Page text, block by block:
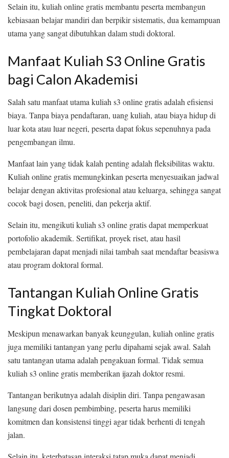
Selain itu, kuliah online gratis membantu peserta membangun
kebiasaan belajar mandiri dan berpikir sistematis, dua kemampuan
utama yang sangat dibutuhkan dalam studi doktoral.
Manfaat Kuliah S3 Online Gratis
bagi Calon Akademisi
Salah satu manfaat utama kuliah s3 online gratis adalah efisiensi
biaya. Tanpa biaya pendaftaran, uang kuliah, atau biaya hidup di
luar kota atau luar negeri, peserta dapat fokus sepenuhnya pada
pengembangan ilmu.
Manfaat lain yang tidak kalah penting adalah fleksibilitas waktu.
Kuliah online gratis memungkinkan peserta menyesuaikan jadwal
belajar dengan aktivitas profesional atau keluarga, sehingga sangat
cocok bagi dosen, peneliti, dan pekerja aktif.
Selain itu, mengikuti kuliah s3 online gratis dapat memperkuat
portofolio akademik. Sertifikat, proyek riset, atau hasil
pembelajaran dapat menjadi nilai tambah saat mendaftar beasiswa
atau program doktoral formal.
Tantangan Kuliah Online Gratis
Tingkat Doktoral
Meskipun menawarkan banyak keunggulan, kuliah online gratis
juga memiliki tantangan yang perlu dipahami sejak awal. Salah
satu tantangan utama adalah pengakuan formal. Tidak semua
kuliah s3 online gratis memberikan ijazah doktor resmi.
Tantangan berikutnya adalah disiplin diri. Tanpa pengawasan
langsung dari dosen pembimbing, peserta harus memiliki
komitmen dan konsistensi tinggi agar tidak berhenti di tengah
jalan.